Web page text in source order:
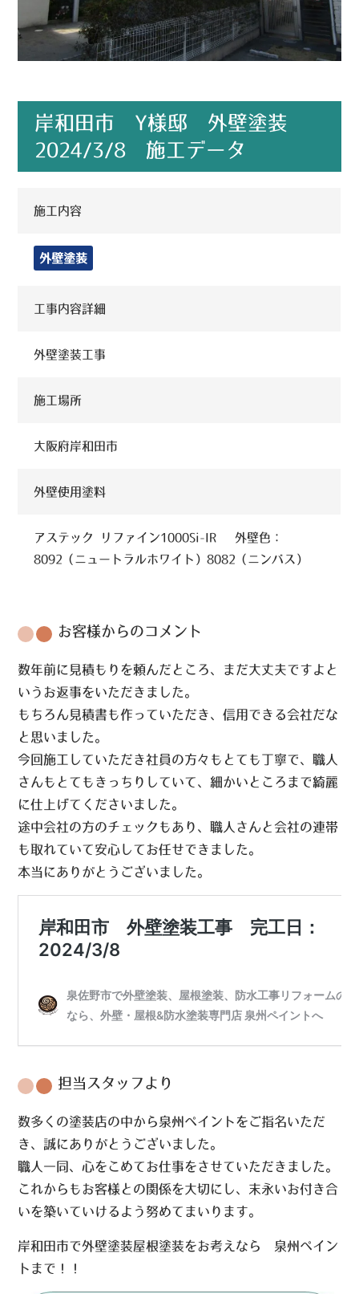
岸和田市 Y様邸 外壁塗装
2024/3/8 施工データ
施工内容
外壁塗装
工事内容詳細
外壁塗装工事
施工場所
大阪府岸和田市
外壁使用塗料
アステック リファイン1000Si-IR 外壁色：
8092（ニュートラルホワイト）8082（ニンバス）
お客様からのコメント
数年前に見積もりを頼んだところ、まだ大丈夫ですよと
いうお返事をいただきました。
もちろん見積書も作っていただき、信用できる会社だな
と思いました。
今回施工していただき社員の方々もとても丁寧で、職人
さんもとてもきっちりしていて、細かいところまで綺麗
に仕上げてくださいました。
途中会社の方のチェックもあり、職人さんと会社の連帯
も取れていて安心してお任せできました。
本当にありがとうございました。
担当スタッフより
数多くの塗装店の中から泉州ペイントをご指名いただ
き、誠にありがとうございました。
職人一同、心をこめてお仕事をさせていただきました。
これからもお客様との関係を大切にし、末永いお付き合
いを築いていけるよう努めてまいります。
岸和田市で外壁塗装屋根塗装をお考えなら 泉州ペイン
トまで！！